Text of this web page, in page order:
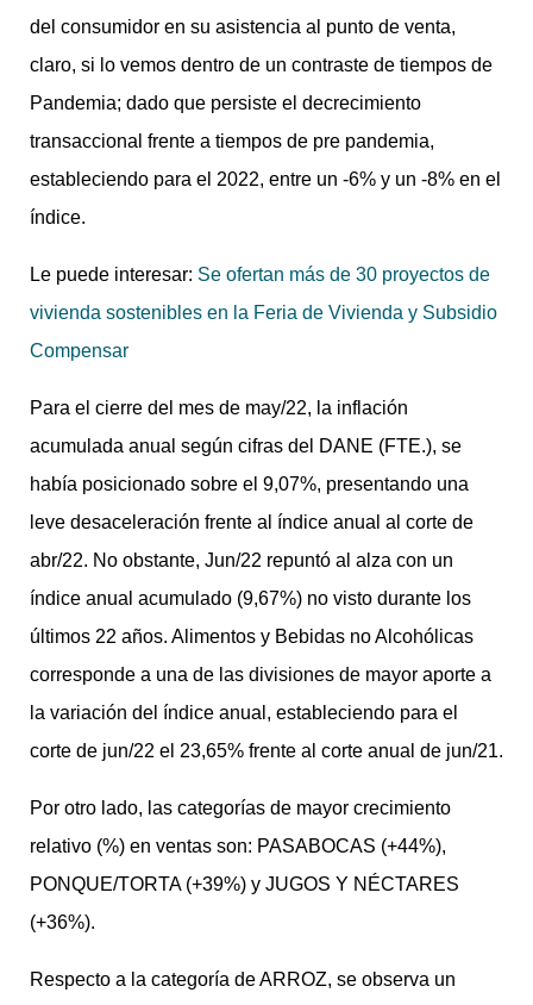
del consumidor en su asistencia al punto de venta,
claro, si lo vemos dentro de un contraste de tiempos de
Pandemia; dado que persiste el decrecimiento
transaccional frente a tiempos de pre pandemia,
estableciendo para el 2022, entre un -6% y un -8% en el
índice.
Le puede interesar: Se ofertan más de 30 proyectos de
vivienda sostenibles en la Feria de Vivienda y Subsidio
Compensar
Para el cierre del mes de may/22, la inflación
acumulada anual según cifras del DANE (FTE.), se
había posicionado sobre el 9,07%, presentando una
leve desaceleración frente al índice anual al corte de
abr/22. No obstante, Jun/22 repuntó al alza con un
índice anual acumulado (9,67%) no visto durante los
últimos 22 años. Alimentos y Bebidas no Alcohólicas
corresponde a una de las divisiones de mayor aporte a
la variación del índice anual, estableciendo para el
corte de jun/22 el 23,65% frente al corte anual de jun/21.
Por otro lado, las categorías de mayor crecimiento
relativo (%) en ventas son: PASABOCAS (+44%),
PONQUE/TORTA (+39%) y JUGOS Y NÉCTARES
(+36%).
Respecto a la categoría de ARROZ, se observa un